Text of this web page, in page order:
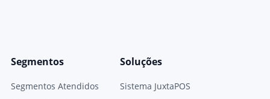
Segmentos
Segmentos Atendidos
Soluções
Sistema JuxtaPOS